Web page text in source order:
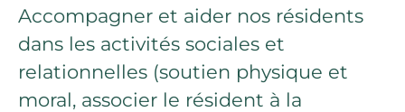
Accompagner et aider nos résidents
dans les activités sociales et
relationnelles (soutien physique et
moral, associer le résident à la